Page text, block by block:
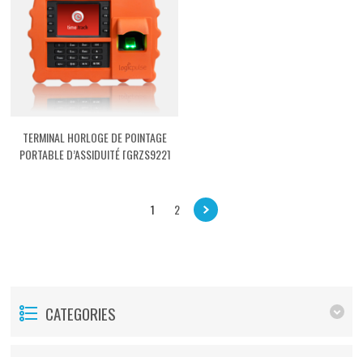
TERMINAL HORLOGE DE POINTAGE
PORTABLE D’ASSIDUITÉ [GRZS922]
1 2
CATEGORIES